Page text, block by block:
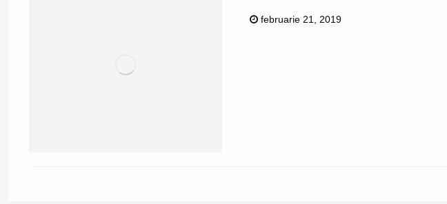
februarie 21, 2019